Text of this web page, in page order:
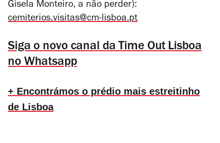
Gisela Monteiro, a não perder):
cemiterios.visitas@cm-lisboa.pt
Siga o novo canal da Time Out Lisboa
no Whatsapp
+ Encontrámos o prédio mais estreitinho
de Lisboa